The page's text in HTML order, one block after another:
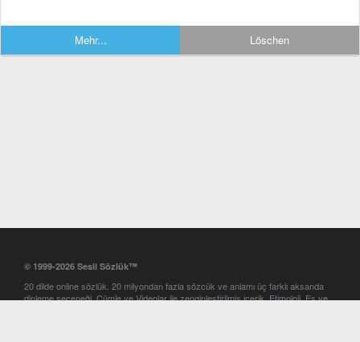
Mehr... Löschen
© 1999-2026 Sesli Sözlük™
20 dilde online sözlük. 20 milyondan fazla sözcük ve anlamı üç farklı aksanda
dinleme seçeneği. Cümle ve Videolar ile zenginleştirilmiş içerik. Etimoloji, Eş ve